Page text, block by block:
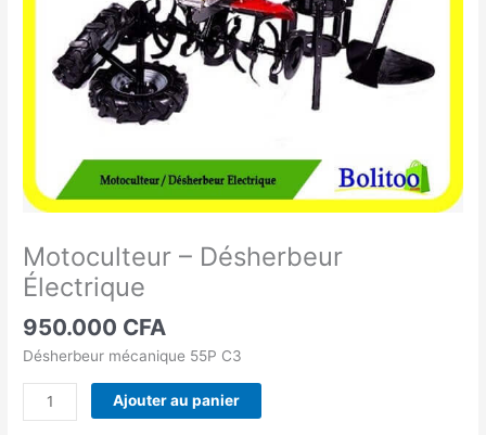
Motoculteur – Désherbeur
Électrique
950.000 CFA
Désherbeur mécanique 55P C3
Ajouter au panier